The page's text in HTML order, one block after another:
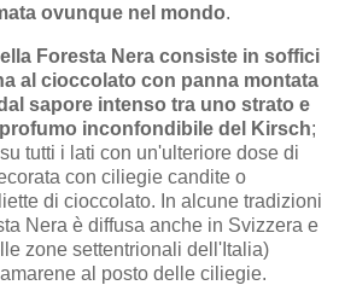
ovunque nel mondo.
Foresta Nera consiste in soffici
al cioccolato con panna montata
sapore intenso tra uno strato e
inconfondibile del Kirsch;
tutti i lati con un'ulteriore dose di
con ciliegie candite o
di cioccolato. In alcune tradizioni
Nera è diffusa anche in Svizzera e
zone settentrionali dell'Italia)
al posto delle ciliegie.